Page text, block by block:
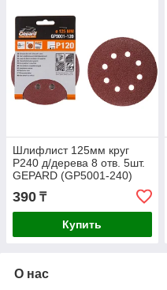
Шлифлист 125мм круг
Р240 д/дерева 8 отв. 5шт.
GEPARD (GP5001-240)
390 ₸
Купить
О нас